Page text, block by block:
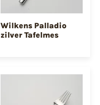
Wilkens Palladio
zilver Tafelmes